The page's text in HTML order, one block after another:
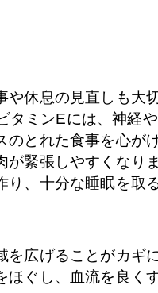
休息の見直しも大切
ミンEには、神経
とれた食事を心が
緊張しやすくなりま
、十分な睡眠を取
広げることがカギ
ぐし、血流を良く